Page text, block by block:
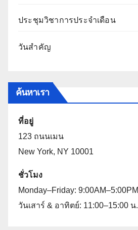
ประชุมวิชาการประจำเดือน
วันสำคัญ
ค้นหาเรา
ที่อยู่
123 ถนนเมน
New York, NY 10001
ชั่วโมง
Monday–Friday: 9:00AM–5:00PM
วันเสาร์ & อาทิตย์: 11:00–15:00 น.